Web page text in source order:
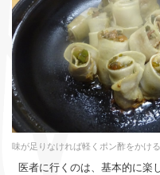
味が足りなければ軽くポン酢をかける
医者に行くのは、基本的に楽